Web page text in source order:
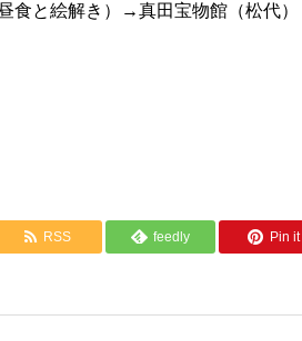
食と絵解き）→真田宝物館（松代）
RSS feedly Pin it